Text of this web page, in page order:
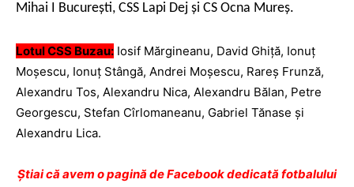
Mihai I Bucureşti, CSS Lapi Dej şi CS Ocna Mureş.
Lotul CSS Buzau: Iosif Mărgineanu, David Ghiţă, Ionuţ
Moşescu, Ionuţ Stângă, Andrei Moşescu, Rareş Frunză,
Alexandru Tos, Alexandru Nica, Alexandru Bălan, Petre
Georgescu, Stefan Cîrlomaneanu, Gabriel Tănase şi
Alexandru Lica.
Ştiai că avem o pagină de Facebook dedicată fotbalului